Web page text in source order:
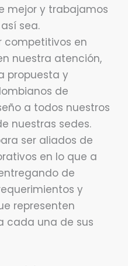
mejor y trabajamos
sea.
competitivos en
nuestra atención,
propuesta y
de
a todos nuestros
nuestras sedes.
ser aliados de
en lo que a
de
y
representen
cada una de sus